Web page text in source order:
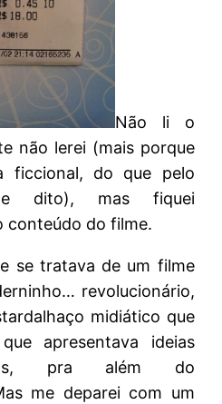
Não li o
não lerei (mais porque
ficcional, do que pelo
dito), mas fiquei
conteúdo do filme.
se tratava de um filme
revolucionário,
midiático que
apresentava ideias
pra além do
me deparei com um